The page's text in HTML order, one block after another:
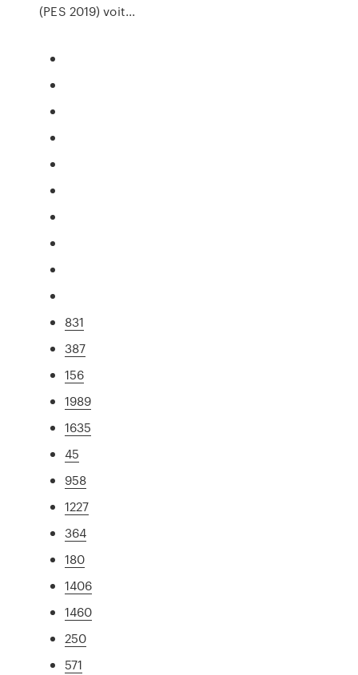
(PES 2019) voit...
831
387
156
1989
1635
45
958
1227
364
180
1406
1460
250
571